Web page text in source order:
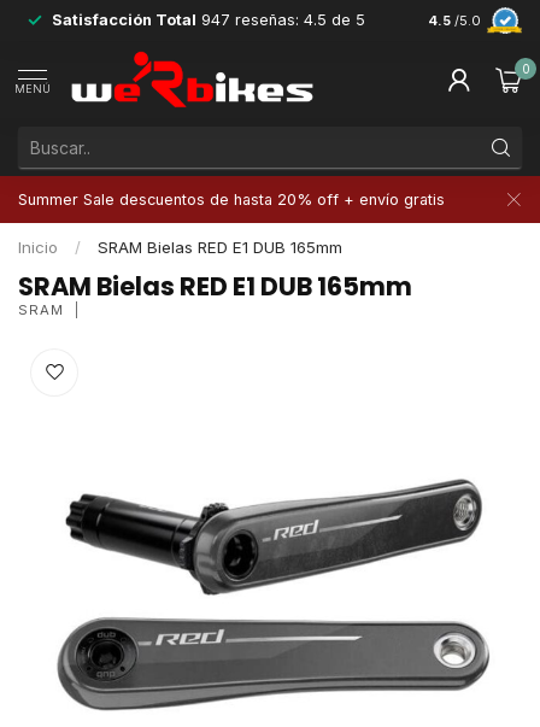
Satisfacción Total 947 reseñas: 4.5 de 5 4.5 /5.0
MENÚ
0
Summer Sale descuentos de hasta 20% off + envío gratis
Inicio / SRAM Bielas RED E1 DUB 165mm
SRAM Bielas RED E1 DUB 165mm
SRAM